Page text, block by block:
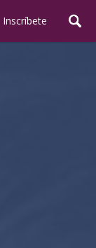
Inscríbete Arriba